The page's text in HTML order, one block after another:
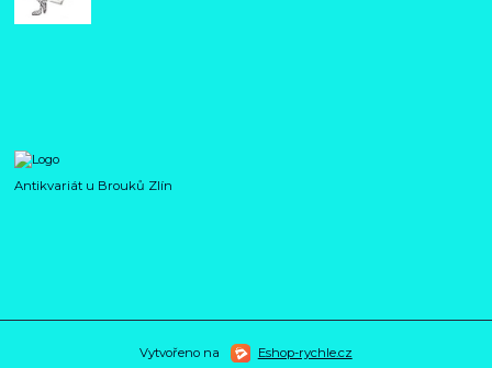
Antikvariát u Brouků Zlín
Vytvořeno na Eshop-rychle.cz